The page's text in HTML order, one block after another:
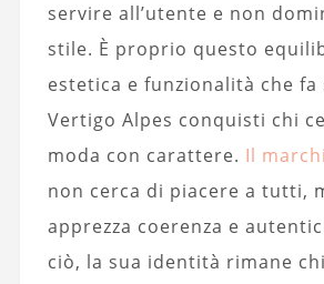
servire all’utente e non
stile. È proprio questo
estetica e funzionalità che fa
Vertigo Alpes conquisti chi
moda con carattere. Il
non cerca di piacere a tutti,
apprezza coerenza e
ciò, la sua identità rimane